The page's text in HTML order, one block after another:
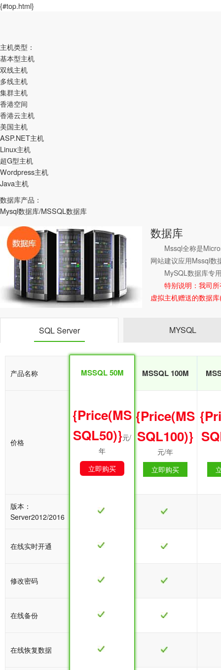
{#top.html}
主机类型：
基本型主机
双线主机
多线主机
集群主机
香港空间
香港云主机
美国主机
ASP.NET主机
Linux主机
超G型主机
Wordpress主机
Java主机
数据库产品：
Mysql数据库/MSSQL数据库
数据库
Mssql全称是
网站建议应用Mssql数
MySQL数据库专
特别说明：我司
虚拟主机赠送的数据
SQL Server MYSQL
产品名称 MSSQL 50M MSSQL 100M
价格
{Price(MS
SQL50)}元/
年
立即购买
{Price(MS
SQL100)}
元/年
立即购买
版本：
Server2012/2016
在线实时开通
修改密码
在线备份
在线恢复数据
MSSQL 50M
{Price(MS
SQL50)}元/
年
立即购买